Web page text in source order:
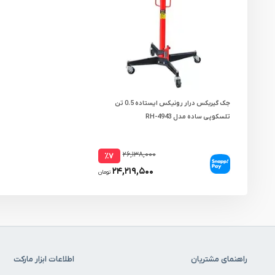
جک گیربکس درار رونیکس ایستاده 0.5 تن
تلسکوپی ساده مدل RH-4943
۲۶,۱۳۸,۰۰۰ ٪۷
۲۴,۲۱۹,۵۰۰ تومان
راهنمای مشتریان اطلاعات ابزار مارکت